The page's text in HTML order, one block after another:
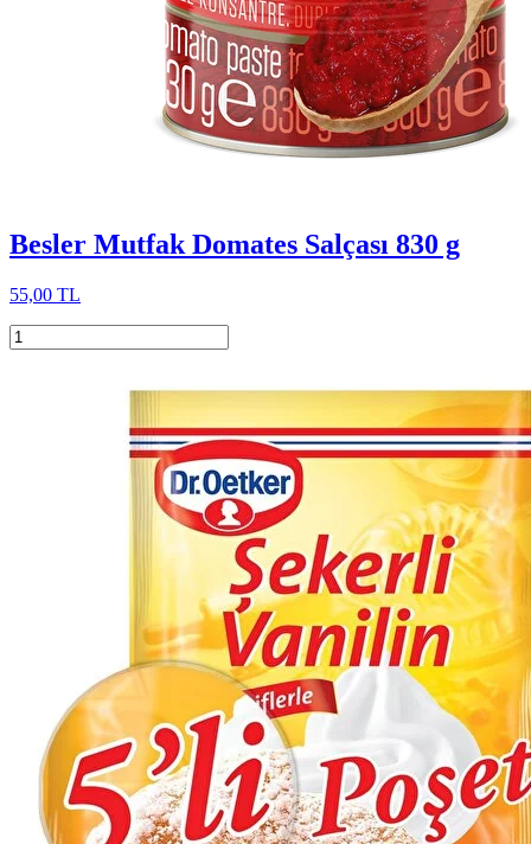
Besler Mutfak Domates Salçası 830 g
55,00 TL